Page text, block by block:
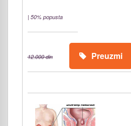
| 50% popusta
12.000 din Preuzmi